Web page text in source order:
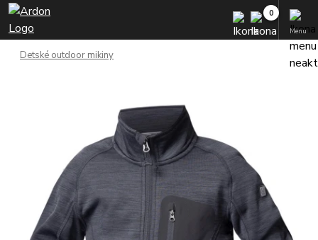
Menu
Detské outdoor mikiny